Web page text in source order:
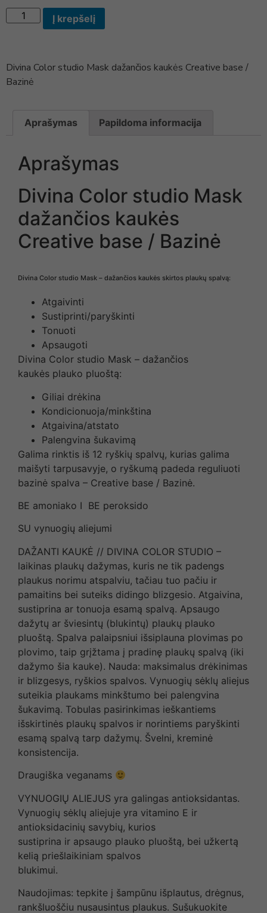
Į krepšelį
Divina Color studio Mask dažančios kaukės Creative base /
Bazinė
Aprašymas Papildoma informacija
Aprašymas
Divina Color studio Mask
dažančios kaukės
Creative base / Bazinė
Divina Color studio Mask – dažančios kaukės skirtos plaukų spalvą:
Atgaivinti
Sustiprinti/paryškinti
Tonuoti
Apsaugoti
Divina Color studio Mask – dažančios
kaukės plauko pluoštą:
Giliai drėkina
Kondicionuoja/minkština
Atgaivina/atstato
Palengvina šukavimą
Galima rinktis iš 12 ryškių spalvų, kurias galima
maišyti tarpusavyje, o ryškumą padeda reguliuoti
bazinė spalva – Creative base / Bazinė.
BE amoniako I BE peroksido
SU vynuogių aliejumi
DAŽANTI KAUKĖ // DIVINA COLOR STUDIO –
laikinas plaukų dažymas, kuris ne tik padengs
plaukus norimu atspalviu, tačiau tuo pačiu ir
pamaitins bei suteiks didingo blizgesio. Atgaivina,
sustiprina ar tonuoja esamą spalvą. Apsaugo
dažytų ar šviesintų (blukintų) plaukų plauko
pluoštą. Spalva palaipsniui išsiplauna plovimas po
plovimo, taip grįžtama į pradinę plaukų spalvą (iki
dažymo šia kauke). Nauda: maksimalus drėkinimas
ir blizgesys, ryškios spalvos. Vynuogių sėklų aliejus
suteikia plaukams minkštumo bei palengvina
šukavimą. Tobulas pasirinkimas ieškantiems
išskirtinės plaukų spalvos ir norintiems paryškinti
esamą spalvą tarp dažymų. Švelni, kreminė
konsistencija.
Draugiška veganams
VYNUOGIŲ ALIEJUS yra galingas antioksidantas.
Vynuogių sėklų aliejuje yra vitamino E ir
antioksidacinių savybių, kurios
sustiprina ir apsaugo plauko pluoštą, bei užkertą
kelią priešlaikiniam spalvos
blukimui.
Naudojimas: tepkite į šampūnu išplautus, drėgnus,
rankšluoščiu nusausintus plaukus. Sušukuokite